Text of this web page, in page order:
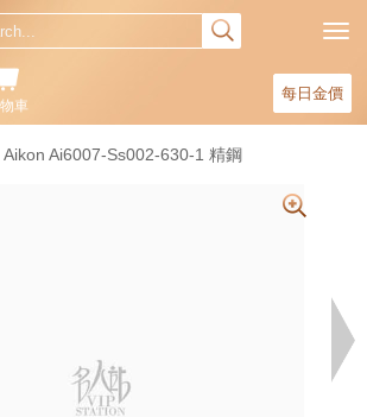
每日金價
車
Aikon Ai6007-Ss002-630-1 精鋼